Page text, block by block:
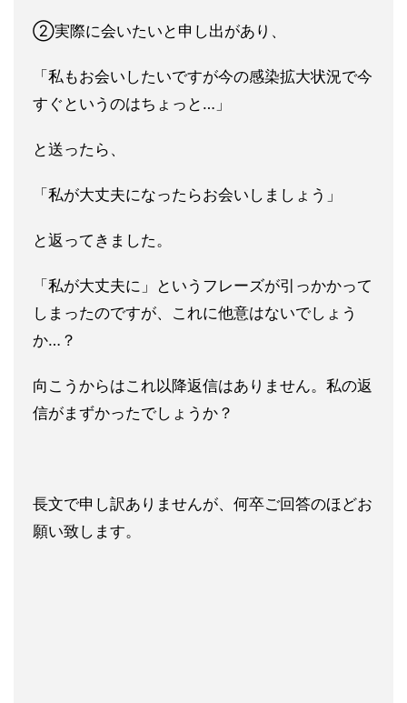
②実際に会いたいと申し出があり、
「私もお会いしたいですが今の感染拡大状況で今
すぐというのはちょっと…」
と送ったら、
「 私が大丈夫になったらお会いしましょう」
と返ってきました。
「 私が大丈夫に」というフレーズが引っかかって
しまったのですが、 これに他意はないでしょう
か…？
向こうからはこれ以降返信はあり ません。私の返
信がまずかったでしょうか？
長文で申し訳ありませんが、何卒ご回答のほどお
願い致します。